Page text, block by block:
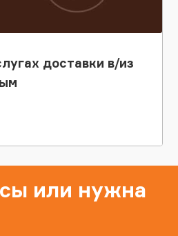
доставки в/из
или нужна